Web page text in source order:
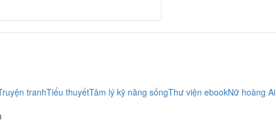
tranhTiểu thuyếtTâm lý kỹ năng sốngThư viện ebookNữ hoàng Ai